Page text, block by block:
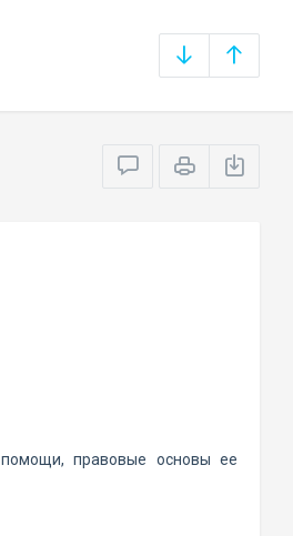
помощи, правовые основы ее